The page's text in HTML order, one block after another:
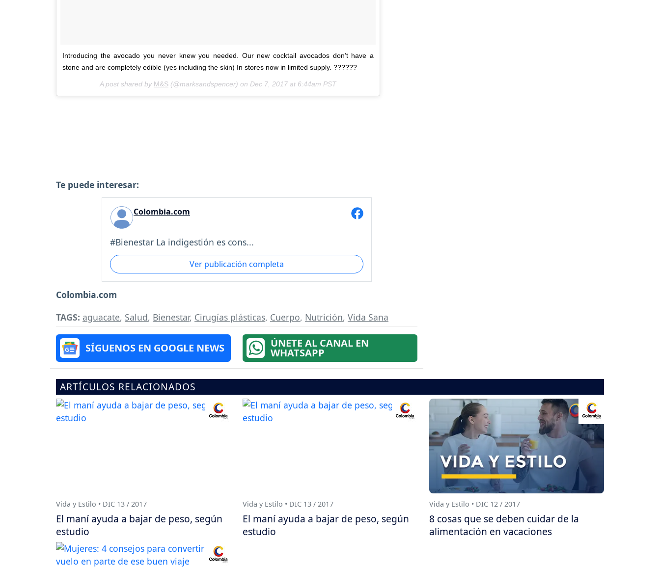
Introducing the avocado you never knew you needed. Our new cocktail avocados don’t have a
stone and are completely edible (yes including the skin) In stores now in limited supply. ??????
A post shared by M&S (@marksandspencer) on Dec 7, 2017 at 6:44am PST
Te puede interesar:
Colombia.com
#Bienestar La indigestión es cons...
Ver publicación completa
Colombia.com
TAGS: aguacate, Salud, Bienestar, Cirugías plásticas, Cuerpo, Nutrición, Vida Sana
SÍGUENOS EN GOOGLE NEWS ÚNETE AL CANAL EN
WHATSAPP
ARTÍCULOS RELACIONADOS
Vida y Estilo • DIC 13 / 2017
El maní ayuda a bajar de peso, según
estudio
Vida y Estilo • DIC 13 / 2017
El maní ayuda a bajar de peso, según
estudio
Vida y Estilo • DIC 12 / 2017
8 cosas que se deben cuidar de la
alimentación en vacaciones